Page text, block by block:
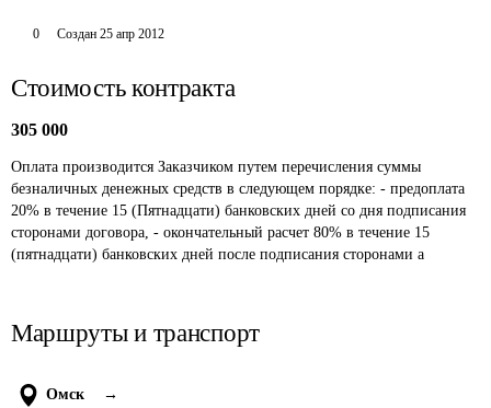
0 Создан 25 апр 2012
Стоимость контракта
305 000
Оплата производится Заказчиком путем перечисления суммы
безналичных денежных средств в следующем порядке: - предоплата
20% в течение 15 (Пятнадцати) банковских дней со дня подписания
сторонами договора, - окончательный расчет 80% в течение 15
(пятнадцати) банковских дней после подписания сторонами а
Маршруты и транспорт
Омск →